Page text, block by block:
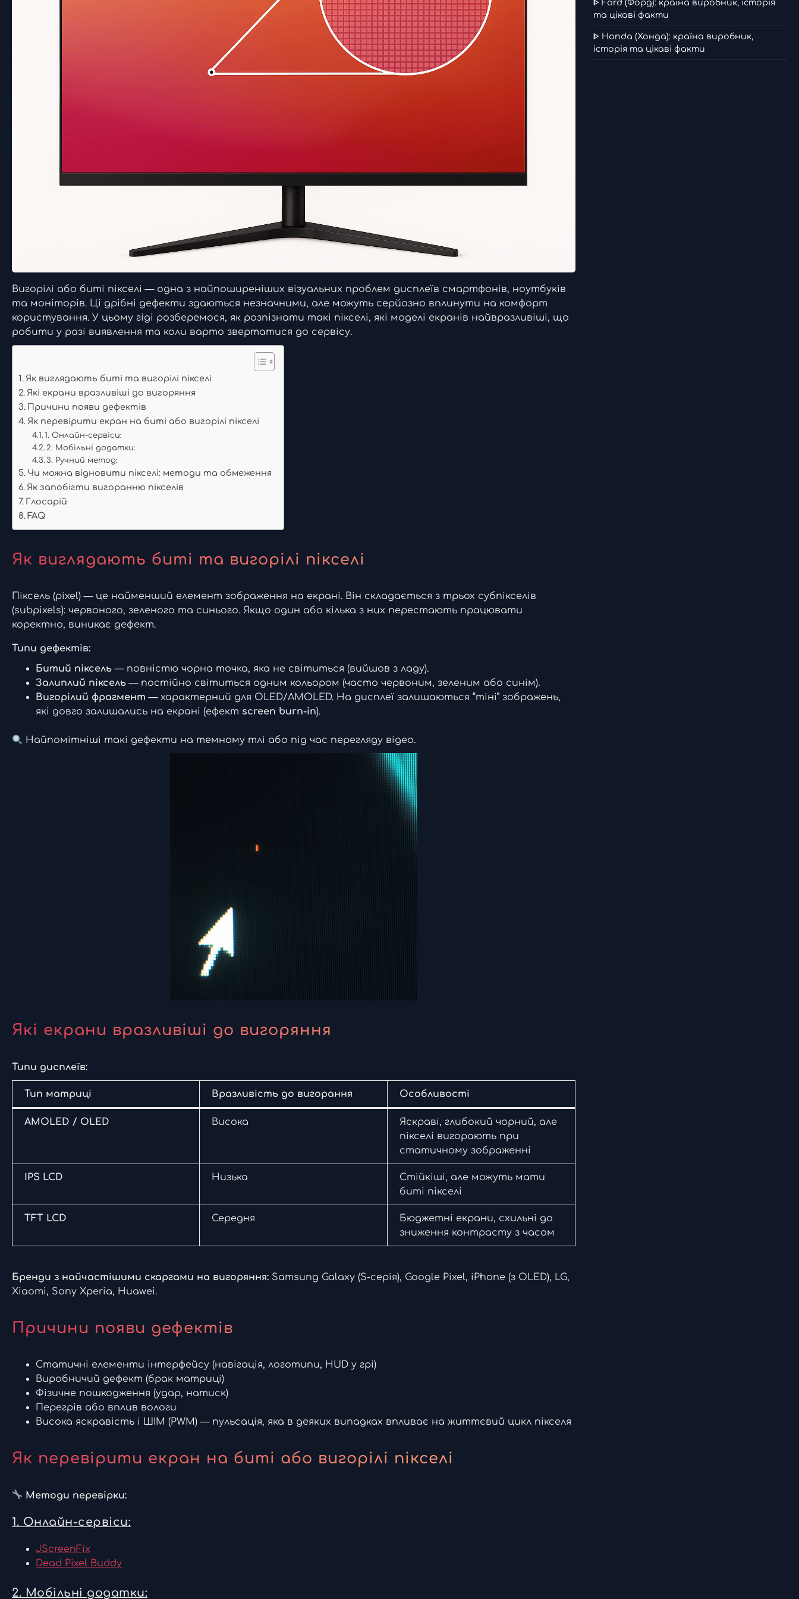
Вигорілі або биті пікселі — одна з найпоширеніших візуальних проблем дисплеїв смартфонів, ноутбуків
та моніторів. Ці дрібні дефекти здаються незначними, але можуть серйозно вплинути на комфорт
користування. У цьому гіді розберемося, як розпізнати такі пікселі, які моделі екранів найвразливіші, що
робити у разі виявлення та коли варто звертатися до сервісу.
Як виглядають биті та вигорілі пікселі
Які екрани вразливіші до вигоряння
Причини появи дефектів
Як перевірити екран на биті або вигорілі пікселі
1. Онлайн-сервіси:
2. Мобільні додатки:
3. Ручний метод:
Чи можна відновити пікселі: методи та обмеження
Як запобігти вигоранню пікселів
Глосарій
FAQ
Як виглядають биті та вигорілі пікселі
Піксель (pixel) — це найменший елемент зображення на екрані. Він складається з трьох субпікселів
(subpixels): червоного, зеленого та синього. Якщо один або кілька з них перестають працювати
коректно, виникає дефект.
Типи дефектів:
Битий піксель — повністю чорна точка, яка не світиться (вийшов з ладу).
Залиплий піксель — постійно світиться одним кольором (часто червоним, зеленим або синім).
Вигорілий фрагмент — характерний для OLED/AMOLED. На дисплеї залишаються “тіні” зображень,
які довго залишались на екрані (ефект screen burn-in).
Найпомітніші такі дефекти на темному тлі або під час перегляду відео.
Які екрани вразливіші до вигоряння
Типи дисплеїв:
Тип матриці Вразливість до вигорання Особливості
AMOLED / OLED Висока
Яскраві, глибокий чорний, але
пікселі вигорають при
статичному зображенні
IPS LCD Низька
Стійкіші, але можуть мати
биті пікселі
TFT LCD Середня
Бюджетні екрани, схильні до
зниження контрасту з часом
Бренди з найчастішими скаргами на вигоряння: Samsung Galaxy (S-серія), Google Pixel, iPhone (з OLED), LG,
Xiaomi, Sony Xperia, Huawei.
Причини появи дефектів
Статичні елементи інтерфейсу (навігація, логотипи, HUD у грі)
Виробничий дефект (брак матриці)
Фізичне пошкодження (удар, натиск)
Перегрів або вплив вологи
Висока яскравість і ШІМ (PWM) — пульсація, яка в деяких випадках впливає на життєвий цикл пікселя
Як перевірити екран на биті або вигорілі пікселі
Методи перевірки:
1. Онлайн-сервіси:
JScreenFix
Dead Pixel Buddy
2. Мобільні додатки:
ᐈ Ford (Форд): країна виробник, історія
та цікаві факти
ᐈ Honda (Хонда): країна виробник,
історія та цікаві факти